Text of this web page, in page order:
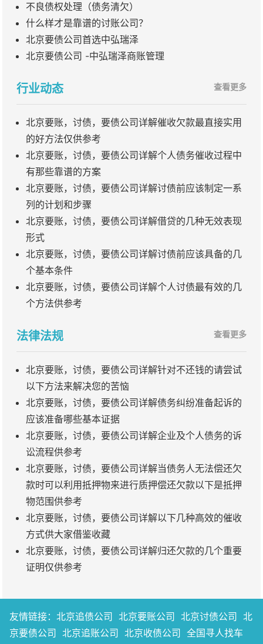
不良债权处理（债务清欠）
什么样才是靠谱的讨账公司？
北京要债公司首选中弘瑞泽
北京要债公司 -中弘瑞泽商账管理
行业动态 查看更多
北京要账，讨债，要债公司详解催收欠款最直接实用
的好方法仅供参考
北京要账，讨债，要债公司详解个人债务催收过程中
有那些靠谱的方案
北京要账，讨债，要债公司详解讨债前应该制定一系
列的计划和步骤
北京要账，讨债，要债公司详解借贷的几种无效表现
形式
北京要账，讨债，要债公司详解讨债前应该具备的几
个基本条件
北京要账，讨债，要债公司详解个人讨债最有效的几
个方法供参考
法律法规 查看更多
北京要账，讨债，要债公司详解针对不还钱的请尝试
以下方法来解决您的苦恼
北京要账，讨债，要债公司详解债务纠纷准备起诉的
应该准备哪些基本证据
北京要账，讨债，要债公司详解企业及个人债务的诉
讼流程供参考
北京要账，讨债，要债公司详解当债务人无法偿还欠
款时可以利用抵押物来进行质押偿还欠款以下是抵押
物范围供参考
北京要账，讨债，要债公司详解以下几种高效的催收
方式供大家借鉴收藏
北京要账，讨债，要债公司详解归还欠款的几个重要
证明仅供参考
友情链接： 北京追债公司 北京要账公司 北京讨债公司
北
京要债公司
北京追账公司 北京收债公司 全国寻人找车